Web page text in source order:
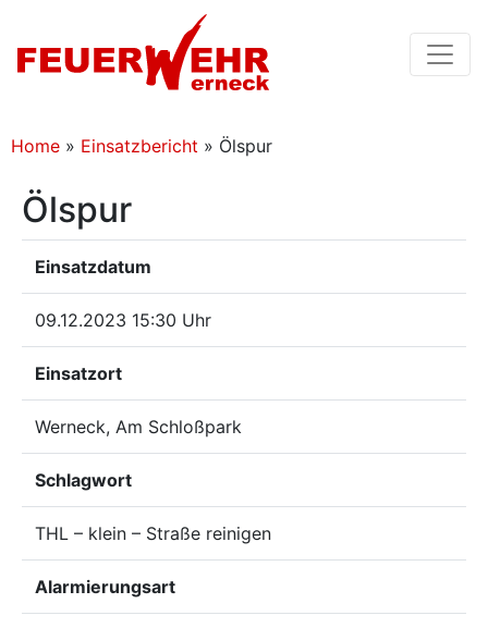
Home » Einsatzbericht » Ölspur
Ölspur
Einsatzdatum
09.12.2023 15:30 Uhr
Einsatzort
Werneck, Am Schloßpark
Schlagwort
THL – klein – Straße reinigen
Alarmierungsart